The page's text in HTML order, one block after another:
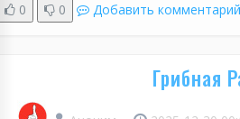
0 0 Добавить комментарий
Грибная